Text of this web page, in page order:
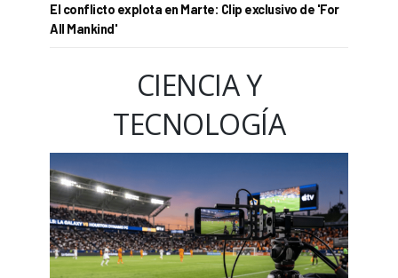
El conflicto explota en Marte: Clip exclusivo de 'For
All Mankind'
CIENCIA Y
TECNOLOGÍA